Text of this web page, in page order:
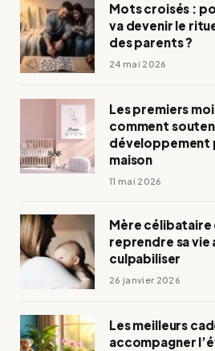
Mots croisés :
va devenir le
des parents ?
24 mai 2026
Les premiers
comment
développement
maison
11 mai 2026
Mère
reprendre sa vie
culpabiliser
26 janvier 2026
Les meilleurs
accompagner